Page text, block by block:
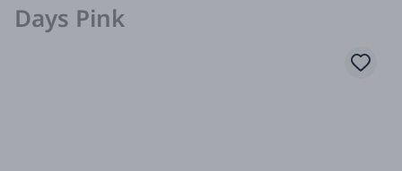
Days Pink